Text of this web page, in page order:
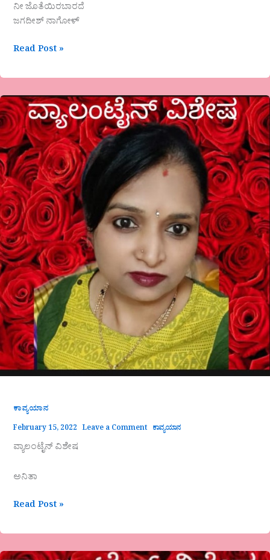
ನೀ ಜೊತೆಯಿರಬಾರದೆ
ಜಗದೀಶ್ ನಾಗೋಳ್
Read Post »
ಕಾವ್ಯಯಾನ
February 15, 2022 Leave a Comment ಕಾವ್ಯಯಾನ
ವ್ಯಾಲಂಟೈನ್ ವಿಶೇಷ
ಅನಿತಾ
Read Post »